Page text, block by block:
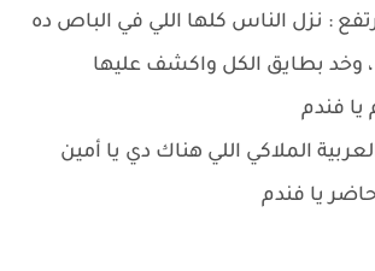
: نزل الناس كلها اللي في الباص ده
بطايق الكل واكشف عليها
فندم
الملاكي اللي هناك دي يا أمين
يا فندم